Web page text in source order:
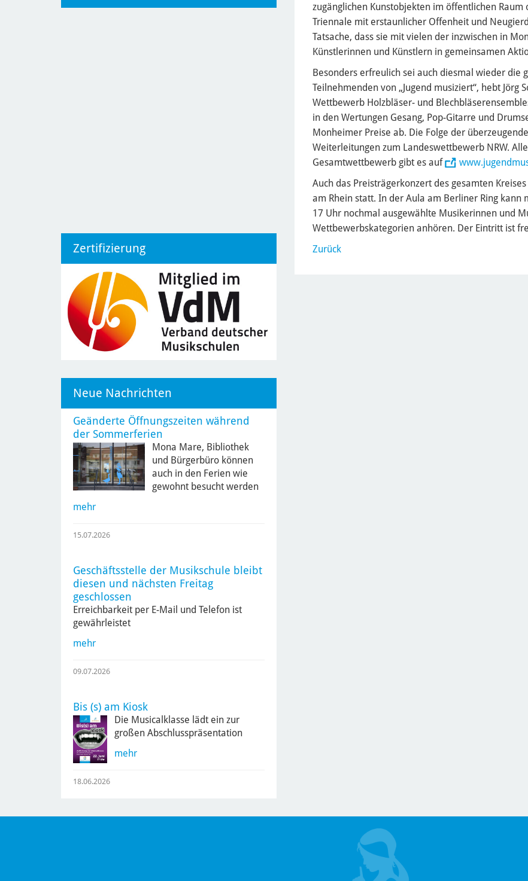
zugänglichen Kunstobjekten im öffentlichen
Triennale mit erstaunlicher Offenheit und
Tatsache, dass sie mit vielen der inzwischen in
Künstlerinnen und Künstlern in gemeinsamen
Besonders erfreulich sei auch diesmal wieder
Teilnehmenden von „Jugend musiziert“, hebt
Wettbewerb Holzbläser- und
in den Wertungen Gesang, Pop-Gitarre und
Monheimer Preise ab. Die Folge der
Weiterleitungen zum Landeswettbewerb NRW.
Gesamtwettbewerb gibt es auf
Auch das Preisträgerkonzert des gesamten
am Rhein statt. In der Aula am Berliner Ring kann
17 Uhr nochmal ausgewählte Musikerinnen und
Wettbewerbskategorien anhören. Der Eintritt ist
Zurück
Zertifizierung
Neue Nachrichten
Geänderte Öffnungszeiten während
der Sommerferien
Mona Mare, Bibliothek
und Bürgerbüro können
auch in den Ferien wie
gewohnt besucht werden
mehr
15.07.2026
Geschäftsstelle der Musikschule bleibt
diesen und nächsten Freitag
geschlossen
Erreichbarkeit per E-Mail und Telefon ist
gewährleistet
mehr
09.07.2026
Bis (s) am Kiosk
Die Musicalklasse lädt ein zur
großen Abschlusspräsentation
mehr
18.06.2026